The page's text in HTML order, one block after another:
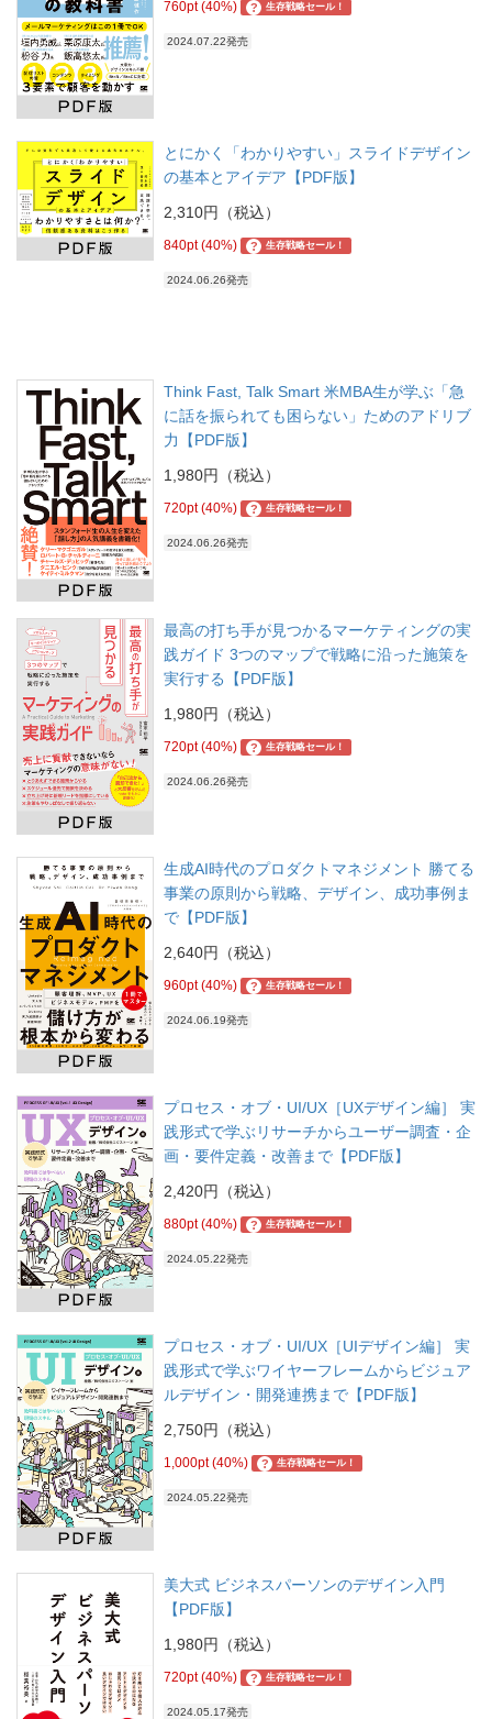
760pt (40%) ? 生存戦略セール！
2024.07.22発売
とにかく「わかりやすい」スライドデザイン
の基本とアイデア【PDF版】
2,310円（税込）
840pt (40%) ? 生存戦略セール！
2024.06.26発売
Think Fast, Talk Smart 米MBA生が学ぶ「急
に話を振られても困らない」ためのアドリブ
力【PDF版】
1,980円（税込）
720pt (40%) ? 生存戦略セール！
2024.06.26発売
最高の打ち手が見つかるマーケティングの実
践ガイド 3つのマップで戦略に沿った施策を
実行する【PDF版】
1,980円（税込）
720pt (40%) ? 生存戦略セール！
2024.06.26発売
生成AI時代のプロダクトマネジメント 勝てる
事業の原則から戦略、デザイン、成功事例ま
で【PDF版】
2,640円（税込）
960pt (40%) ? 生存戦略セール！
2024.06.19発売
プロセス・オブ・UI/UX［UXデザイン編］ 実
践形式で学ぶリサーチからユーザー調査・企
画・要件定義・改善まで【PDF版】
2,420円（税込）
880pt (40%) ? 生存戦略セール！
2024.05.22発売
プロセス・オブ・UI/UX［UIデザイン編］ 実
践形式で学ぶワイヤーフレームからビジュア
ルデザイン・開発連携まで【PDF版】
2,750円（税込）
1,000pt (40%) ? 生存戦略セール！
2024.05.22発売
美大式 ビジネスパーソンのデザイン入門
【PDF版】
1,980円（税込）
720pt (40%) ? 生存戦略セール！
2024.05.17発売